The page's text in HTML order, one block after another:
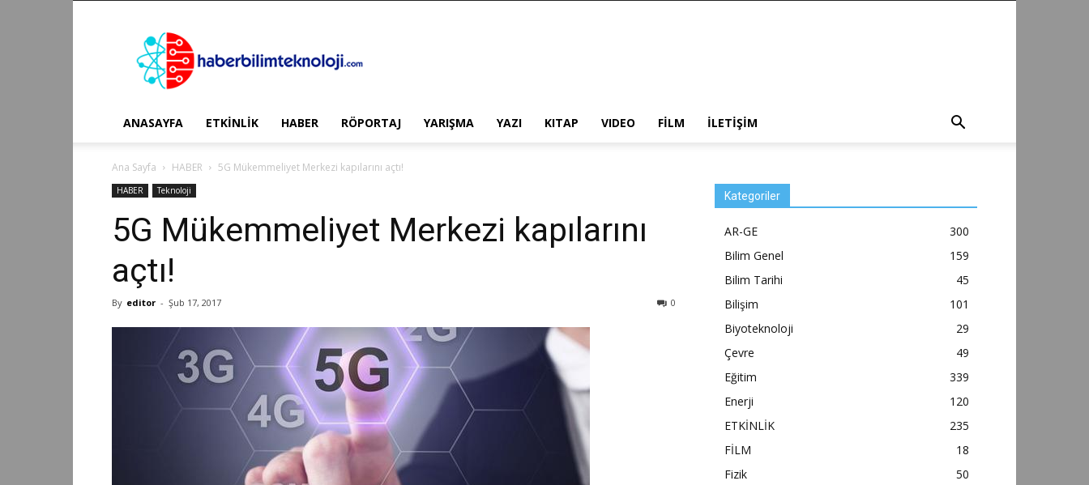
Haber
Bilim
Teknoloji
ANASAYFA ETKİNLİK HABER RÖPORTAJ YARIŞMA YAZI KITAP VIDEO FİLM İLETİŞİM
Ana Sayfa HABER 5G Mükemmeliyet Merkezi kapılarını açtı!
HABER Teknoloji
5G Mükemmeliyet Merkezi kapılarını
açtı!
By editor - Şub 17, 2017 0
Kategoriler
AR-GE
300
Bilim Genel
159
Bilim Tarihi
45
Bilişim
101
Biyoteknoloji
29
Çevre
49
Eğitim
339
Enerji
120
ETKİNLİK
235
FİLM
18
Fizik
50